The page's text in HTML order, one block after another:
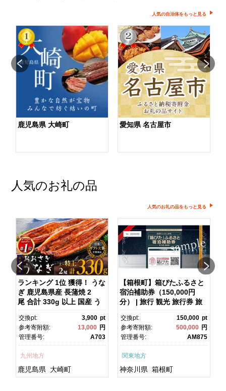
人気の自治体をもっと見る
鹿児島県 大崎町 愛知県 名古屋市
人気のお礼の品
人気のお礼の品をもっと見る
ランキング 1位 獲得！ うな
ぎ 鹿児島県産 長蒲焼 2
尾 合計 330g 以上 国産 う
なぎ 鰻 ウナギ 蒲焼き 蒲
焼 かばやき 魚 魚介 魚貝 海
鮮 うな重 ひつまぶし 蒲
焼 訳あり ギフト 人気 おす
半島 A703
交換pt: 3,900 pt
参考寄附額:
13,000 円
管理番号:
A703
九州地方
鹿児島県 大崎町
【箱根町】箱ぴたふるさと
宿泊補助券（150,000円
分） | 旅行 観光 旅行券 旅
行クーポン クーポン 箱根
町ふるさと納税 神奈川県ふ
るさと納税 神奈川県 箱根
町
交換pt: 150,000 pt
参考寄附額:
500,000 円
管理番号:
AM875
関東地方
神奈川県 箱根町